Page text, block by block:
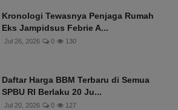
Kronologi Tewasnya Penjaga Rumah
Eks Jampidsus Febrie A...
Jul 26, 2026 0 130
Daftar Harga BBM Terbaru di Semua
SPBU RI Berlaku 20 Ju...
Jul 20, 2026 0 127